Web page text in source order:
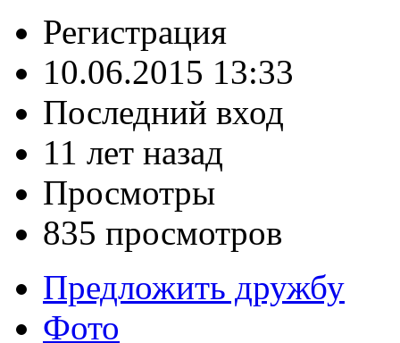
Регистрация
10.06.2015 13:33
Последний вход
11 лет назад
Просмотры
835 просмотров
Предложить дружбу
Фото